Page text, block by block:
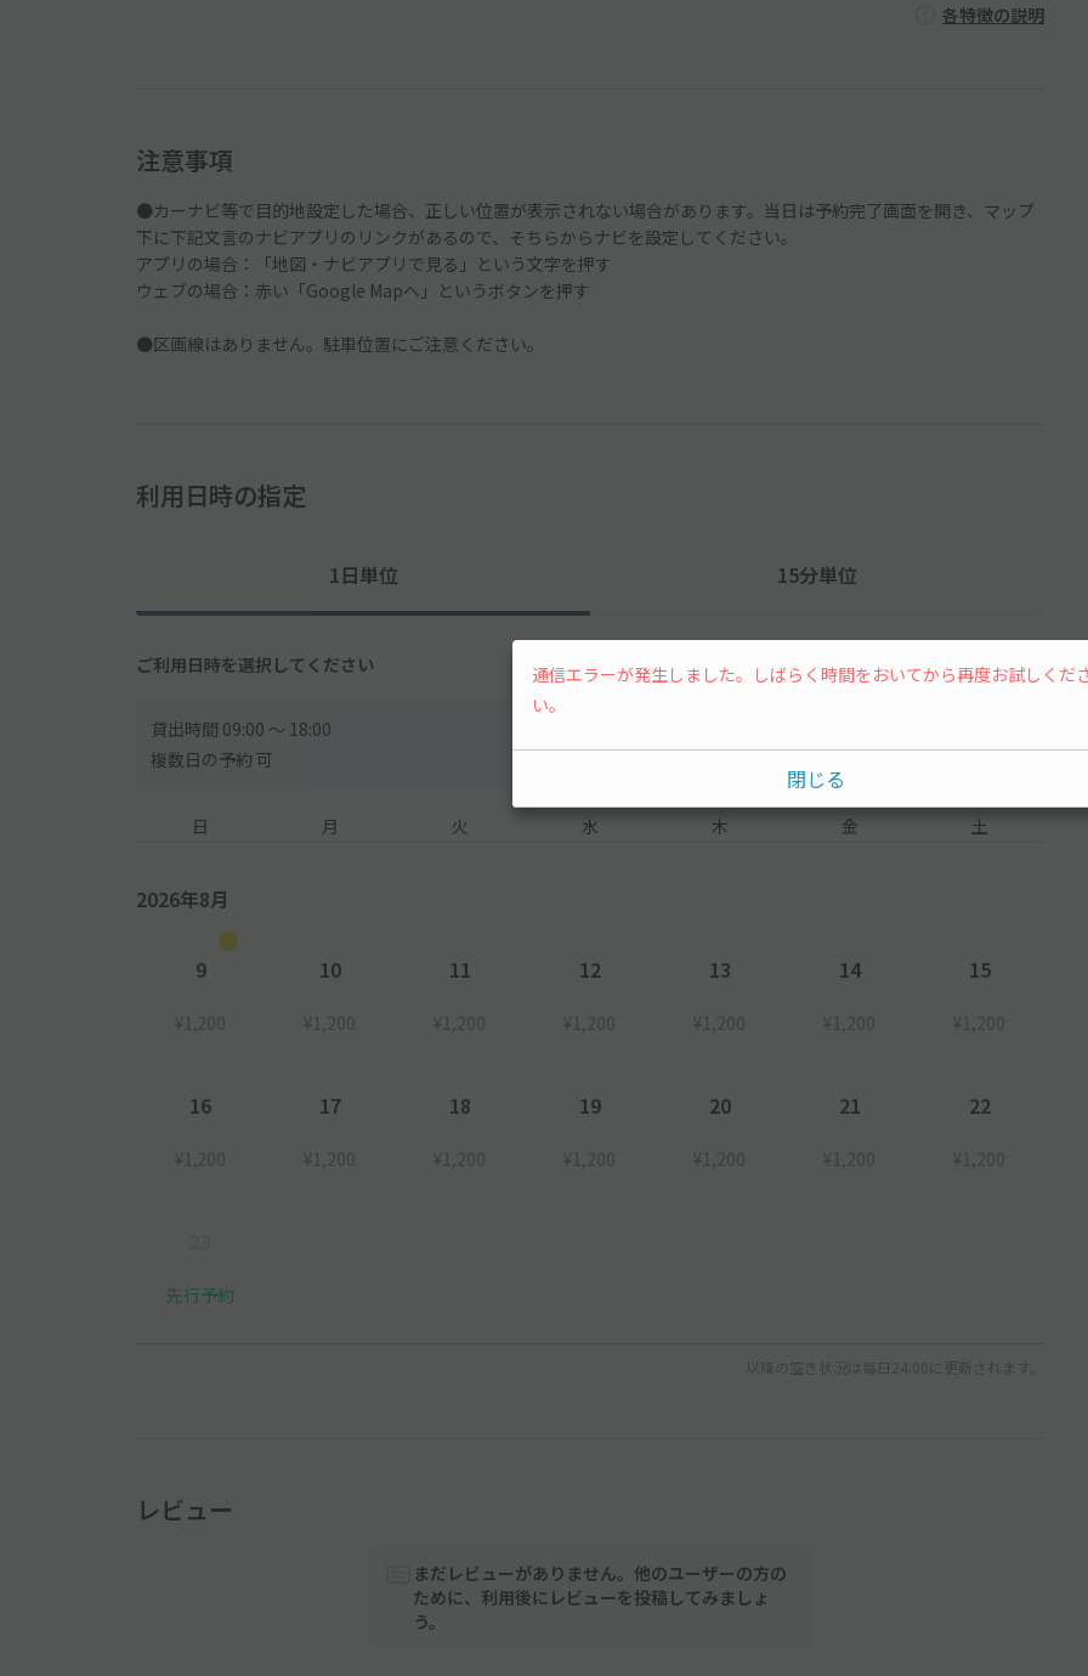
各特徴の説明
注意事項
●カーナビ等で目的地設定した場合、正しい位置が表示されない場合があります。当日は予約完了画面を開き、マップ
下に下記文言のナビアプリのリンクがあるので、そちらからナビを設定してください。
アプリの場合：「地図・ナビアプリで見る」という文字を押す
ウェブの場合：赤い「Google Mapへ」というボタンを押す
●区画線はありません。駐車位置にご注意ください。
利用日時の指定
1日単位 15分単位
ご利用日時を選択してください
貸出時間 09:00 〜 18:00
複数日の予約 可
日 月 火 水 木 金 土
2026年8月
9
¥1,200
10
¥1,200
11
¥1,200
12
¥1,200
13
¥1,200
14
¥1,200
15
¥1,200
16
¥1,200
17
¥1,200
18
¥1,200
19
¥1,200
20
¥1,200
21
¥1,200
22
¥1,200
先行予約
以降の空き状況は毎日24:00に更新されます。
レビュー
まだレビューがありません。他のユーザーの方の
ために、利用後にレビューを投稿してみましょ
う。
通信エラーが発生しました。しばらく時間をおいてから再度お試しくだ
い。
閉じる